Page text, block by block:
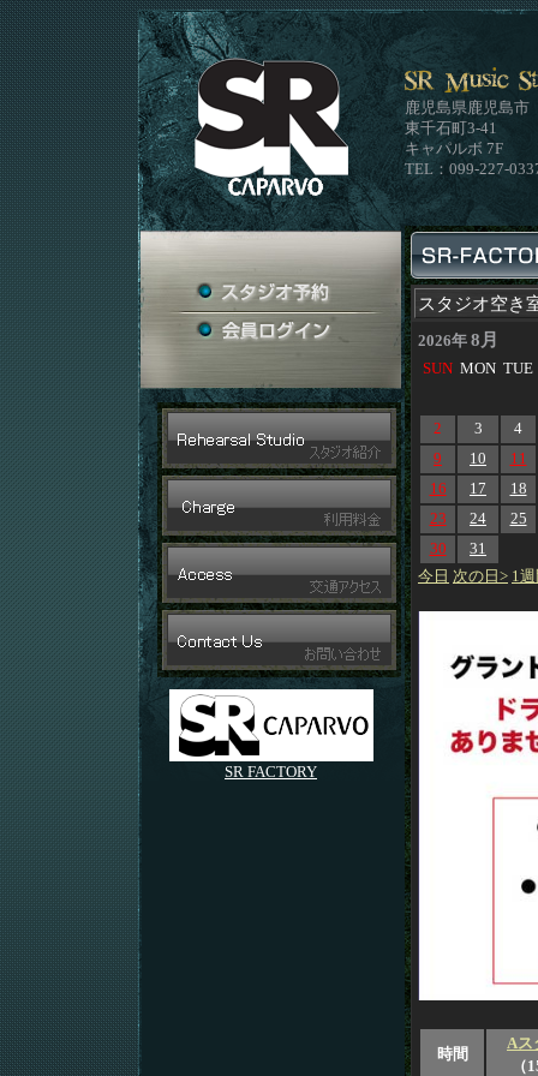
SR FACTORY
鹿児島県鹿児島市
東千石町3-41
キャパルボ 7F
TEL：099-227-
スタジオ空き
2026年 8月
SUN MON TUE
2 3
4
9
10
11
16
17
18
23
24
25
30
31
今日 次の日> 1
時間
Aス
（